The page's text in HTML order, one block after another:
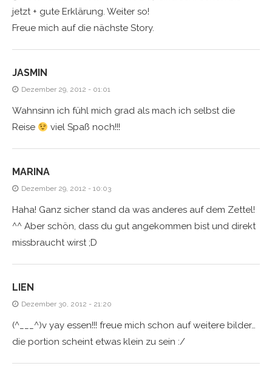
jetzt + gute Erklärung. Weiter so!
Freue mich auf die nächste Story.
JASMIN
Dezember 29, 2012 - 01:01
Wahnsinn ich fühl mich grad als mach ich selbst die
Reise
viel Spaß noch!!!
MARINA
Dezember 29, 2012 - 10:03
Haha! Ganz sicher stand da was anderes auf dem Zettel!
^^ Aber schön, dass du gut angekommen bist und direkt
missbraucht wirst ;D
LIEN
Dezember 30, 2012 - 21:20
(^___^)v yay essen!!! freue mich schon auf weitere bilder…
die portion scheint etwas klein zu sein :/